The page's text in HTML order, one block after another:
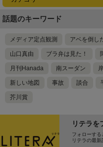
話題のキーワード
メディア定点観測 アベを倒し
山口真由 ブラ弁は見た！
月刊Hanada 南スーダン
新しい地図 事故 談合
芥川賞
リテラを
フォローす
リテラの最新